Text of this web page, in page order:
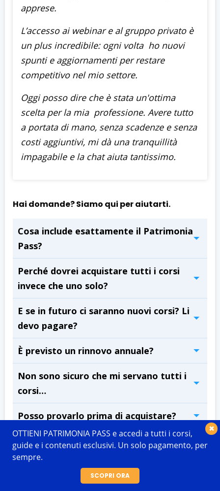
OTTIENI PATRIMONIA PASS e accedi a tutti i corsi,
guide e i contenuti esclusivi. Un solo pagamento, per
sempre.
SCOPRI ORA
×
apprese.
L’accesso ai webinar e al gruppo privato è
un plus incredibile: ogni volta ho nuovi
spunti e aggiornamenti per restare
competitivo nel mio settore.
Oggi posso dire che è stata un'ottima
scelta per la mia professione. Avere tutto
a portata di mano, senza scadenze e senza
costi aggiuntivi, mi dà una tranquillità
impagabile e la chat aiuta tantissimo.
Hai domande? Siamo qui per aiutarti.
Cosa include esattamente il Patrimonia
Pass?
Perché dovrei acquistare tutti i corsi
invece che uno solo?
E se in futuro ci saranno nuovi corsi? Li
devo pagare?
È previsto un rinnovo annuale?
Non sono sicuro che mi servano tutti i
corsi…
Posso provarlo prima di acquistare?
Cosa succede dopo l’acquisto?